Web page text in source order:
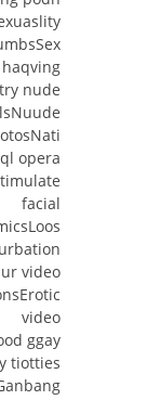
nude
opera
facial
video
video
ggay
tiotties